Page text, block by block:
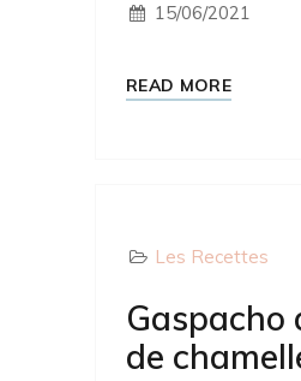
15/06/2021
READ MORE
Les Recettes
Gaspacho
de